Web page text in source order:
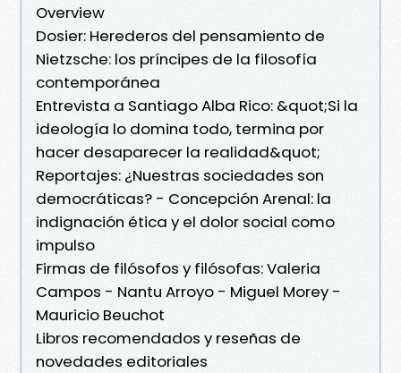
Overview
Dosier: Herederos del pensamiento de
Nietzsche: los príncipes de la filosofía
contemporánea
Entrevista a Santiago Alba Rico: &quot;Si la
ideología lo domina todo, termina por
hacer desaparecer la realidad&quot;
Reportajes: ¿Nuestras sociedades son
democráticas? - Concepción Arenal: la
indignación ética y el dolor social como
impulso
Firmas de filósofos y filósofas: Valeria
Campos - Nantu Arroyo - Miguel Morey -
Mauricio Beuchot
Libros recomendados y reseñas de
novedades editoriales